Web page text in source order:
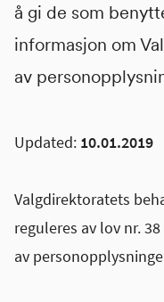
å gi de som
informasjon om
av
Updated: 10.01.2019
Valgdirektoratets
reguleres av lov nr.
av